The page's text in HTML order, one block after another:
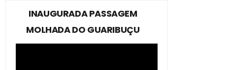
INAUGURADA PASSAGEM
MOLHADA DO GUARIBUÇU